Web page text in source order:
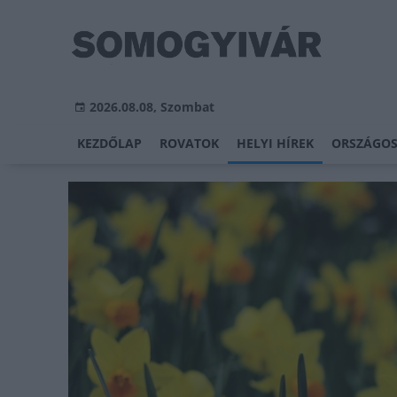
2026.08.08, Szombat
KEZDŐLAP ROVATOK HELYI HÍREK